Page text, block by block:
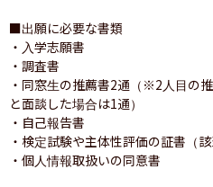
■出願に必要な書類
・入学志願書
・調査書
・同窓生の推薦書2通（※2人目の
と面談した場合は1通）
・自己報告書
・検定試験や主体性評価の証書（該
・個人情報取扱いの同意書